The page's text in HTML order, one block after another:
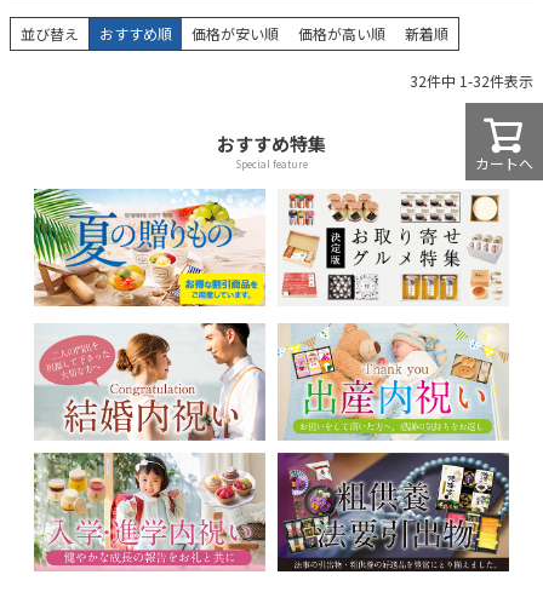
並び替え おすすめ順 価格が安い順 価格が高い順 新着順
32件中 1-32件表示
カートへ
おすすめ特集
Special feature